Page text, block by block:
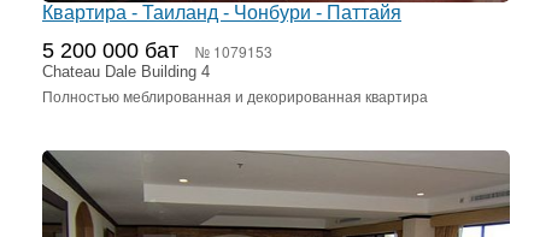
Квартира - Таиланд - Чонбури - Паттайя
5 200 000 бат № 1079153
Chateau Dale Building 4
Полностью меблированная и декорированная квартира